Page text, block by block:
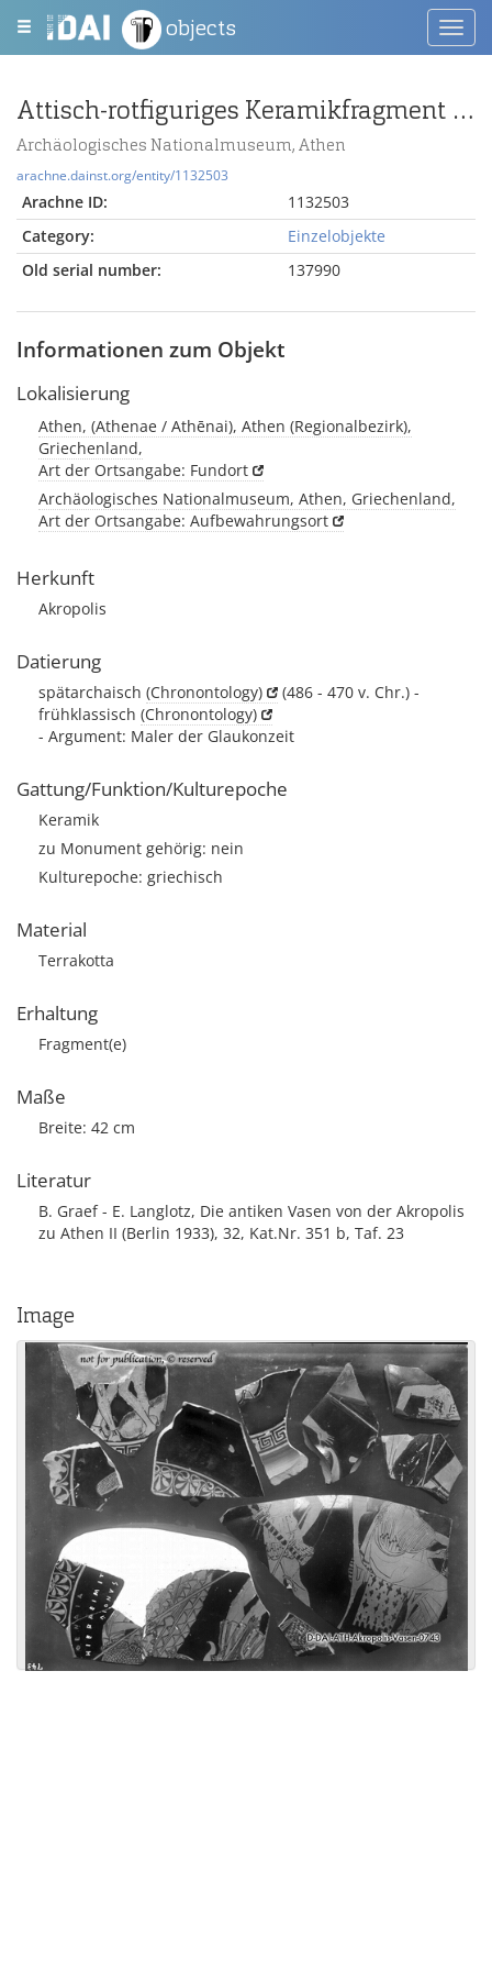
objects
Attisch-rotfiguriges Keramikfragment mit Athena und Herakles
Archäologisches Nationalmuseum, Athen
arachne.dainst.org/entity/1132503
Arachne ID:
1132503
Category:
Einzelobjekte
Old serial number:
137990
Informationen zum Objekt
Lokalisierung
Athen, (Athenae / Athēnai), Athen (Regionalbezirk),
Griechenland,
Art der Ortsangabe: Fundort
Archäologisches Nationalmuseum, Athen, Griechenland,
Art der Ortsangabe: Aufbewahrungsort
Herkunft
Akropolis
Datierung
spätarchaisch (Chronontology)
(486 - 470 v. Chr.) -
frühklassisch (Chronontology)
- Argument: Maler der Glaukonzeit
Gattung/Funktion/Kulturepoche
Keramik
zu Monument gehörig: nein
Kulturepoche: griechisch
Material
Terrakotta
Erhaltung
Fragment(e)
Maße
Breite: 42 cm
Literatur
B. Graef - E. Langlotz, Die antiken Vasen von der Akropolis
zu Athen II (Berlin 1933), 32, Kat.Nr. 351 b, Taf. 23
Image